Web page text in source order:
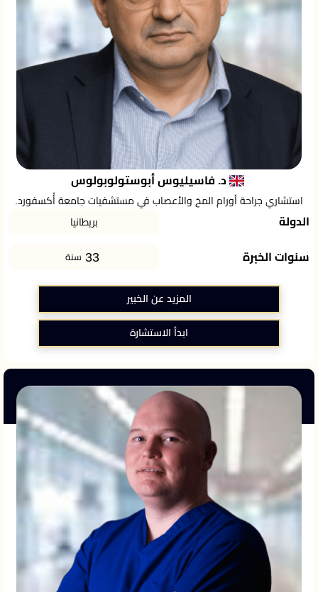
د. فاسيليوس أبوستولوبولوس
استشاري جراحة أورام المخ والأعصاب في مستشفيات جامعة أُكسفورد.
الدولة بريطانيا
سنوات الخبرة 33 سنة
المزيد عن الخبير
ابدأ الاستشارة